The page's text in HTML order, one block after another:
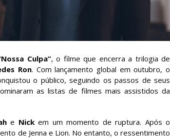
Culpa”, o filme que encerra a trilogia de
Ron. Com lançamento global em outubro, o
o público, seguindo os passos de seus
as listas de filmes mais assistidos da
e Nickem um momento de ruptura. Após o
de Jenna e Lion. No entanto, o ressentimento